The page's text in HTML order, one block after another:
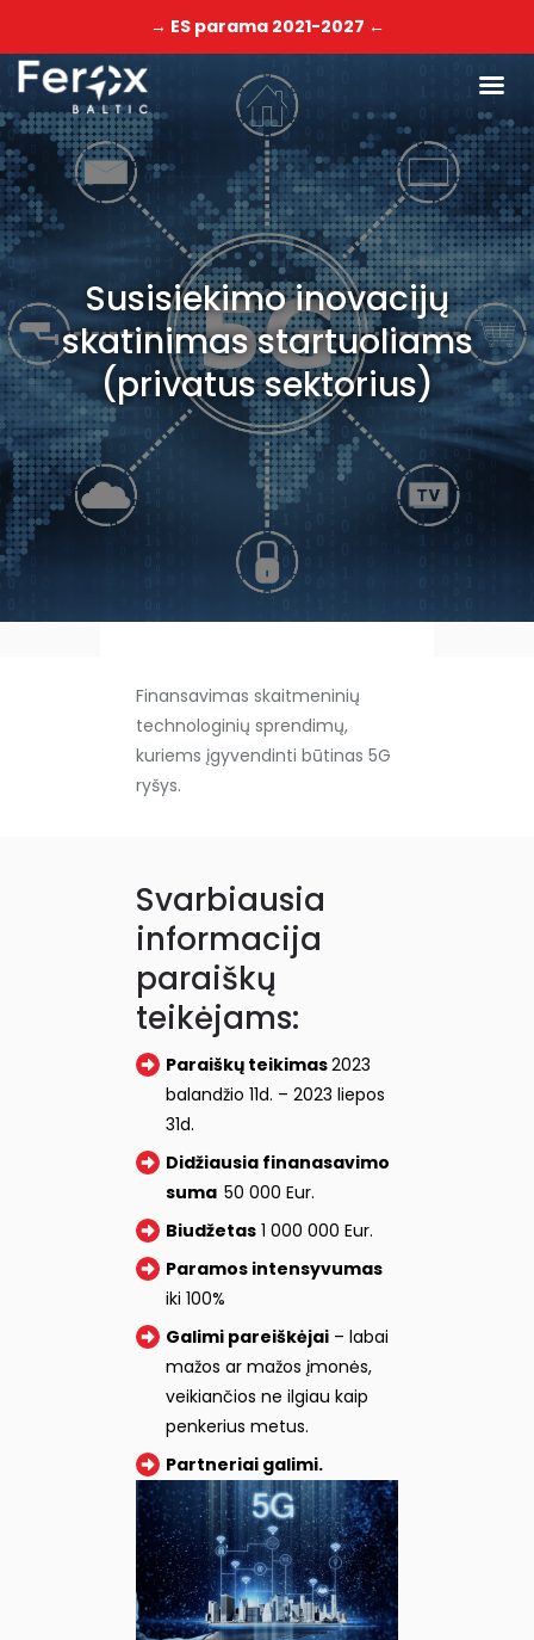
→ ES parama 2021-2027 ←
Susisiekimo inovacijų
skatinimas startuoliams
(privatus sektorius)
Finansavimas skaitmeninių
technologinių sprendimų,
kuriems įgyvendinti būtinas 5G
ryšys.
Svarbiausia
informacija
paraiškų
teikėjams:
Paraiškų teikimas2023
balandžio 11d. – 2023 liepos
31d.
Didžiausia finanasavimo
suma 50 000 Eur.
Biudžetas 1 000 000 Eur.
Paramos intensyvumas
iki 100%
Galimi pareiškėjai – labai
mažos ar mažos įmonės,
veikiančios ne ilgiau kaip
penkerius metus.
Partneriai galimi.